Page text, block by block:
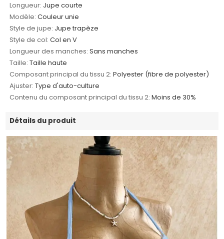
Longueur: Jupe courte
Modèle: Couleur unie
Style de jupe: Jupe trapèze
Style de col: Col en V
Longueur des manches: Sans manches
Taille: Taille haute
Composant principal du tissu 2: Polyester (fibre de polyester)
Ajuster: Type d'auto-culture
Contenu du composant principal du tissu 2: Moins de 30%
Détails du produit